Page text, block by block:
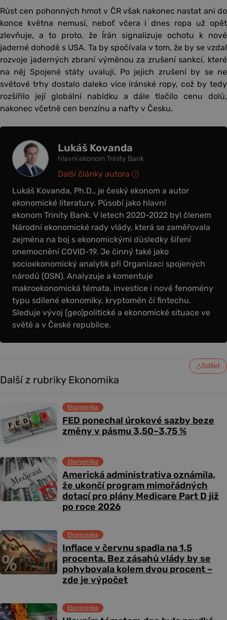
Růst cen pohonných hmot v ČR však nakonec nastat ani do
konce května nemusí, neboť včera i dnes ropa už opět
zlevňuje, a to proto, že Írán signalizuje ochotu k nové
jaderné dohodě s USA. Ta by spočívala v tom, že by se vzdal
rozvoje jaderných zbraní výměnou za zrušení sankcí, které
na něj Spojené státy uvalují. Po jejich zrušení by se ne
světové trhy dostalo daleko více íránské ropy, což by tedy
rozšířilo její globální nabídku a dále tlačilo cenu dolů,
nakonec včetně cen benzínu a nafty v Česku.
Lukáš Kovanda
hlavní ekonom Trinity Bank
Lukáš Kovanda, Ph.D., je český ekonom a autor
ekonomické literatury. Působí jako hlavní
ekonom Trinity Bank. V letech 2020-2022 byl členem
Národní ekonomické rady vlády, která se zaměřovala
zejména na boj s ekonomickými důsledky šíření
onemocnění COVID-19. Je činný také jako
socioekonomický analytik při Organizaci spojených
národů (OSN). Analyzuje a komentuje
makroekonomická témata, investice i nové fenomény
typu sdílené ekonomiky, kryptoměn či fintechu.
Sleduje vývoj (geo)politické a ekonomické situace ve
světě a v České republice.
Další články autora
Sdílet
Další z rubriky Ekonomika
FED ponechal úrokové sazby beze
změny v pásmu 3,50–3,75 %
Ekonomika
Americká administrativa oznámila,
že ukončí program mimořádných
dotací pro plány Medicare Part D již
po roce 2026
Ekonomika
Inflace v červnu spadla na 1,5
procenta. Bez zásahů vlády by se
pohybovala kolem dvou procent –
zde je výpočet
Ekonomika
Ekonomika